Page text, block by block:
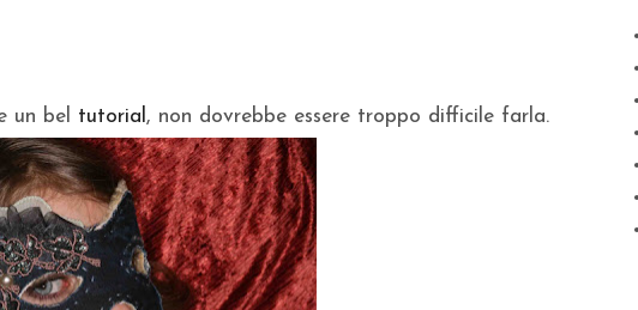
un bel tutorial , non dovrebbe essere troppo difficile farla.